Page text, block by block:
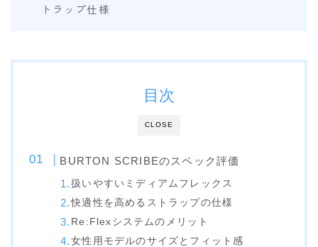
NITRO
RIDE
anon.
DICE
DRAGON
ELECTRIC
トラップ仕様
CLOSE
目次
BURTON SCRIBEのスペック評価
扱いやすいミディアムフレックス
快適性を高めるストラップの仕様
Re:Flexシステムのメリット
女性用モデルのサイズとフィット感